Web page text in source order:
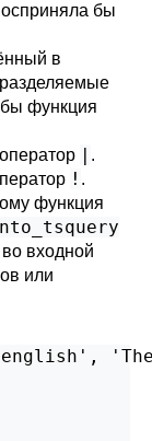
бы
в
бы функция
| .
! .
функция
входной
или